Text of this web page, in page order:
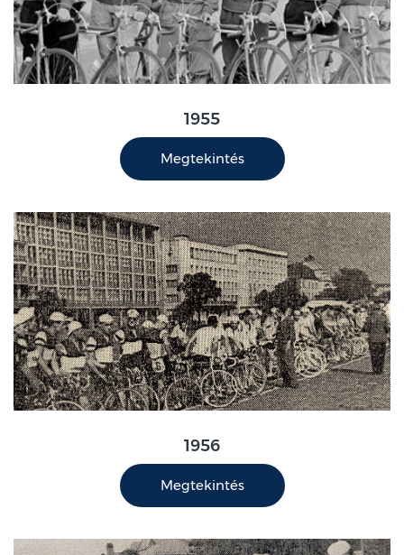
1955
Megtekintés
1956
Megtekintés